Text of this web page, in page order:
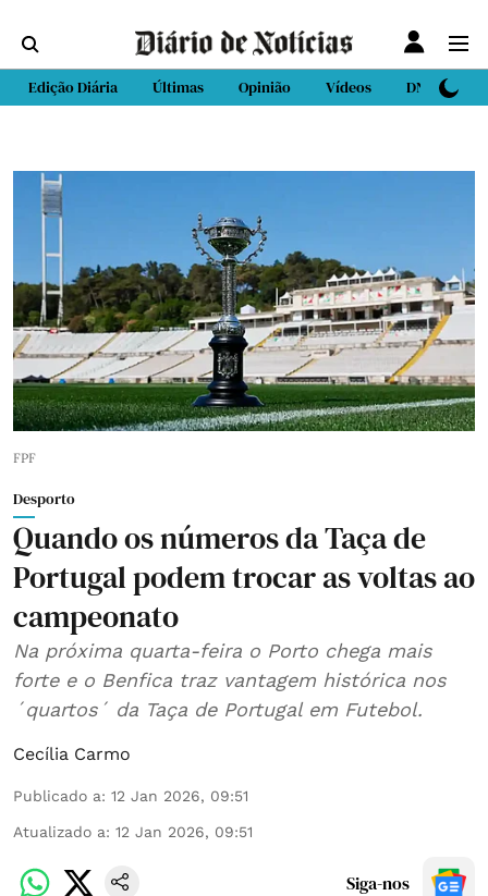
Edição Diária Últimas Opinião Vídeos DN Sport
FPF
Desporto
Quando os números da Taça de
Portugal podem trocar as voltas ao
campeonato
Na próxima quarta-feira o Porto chega mais
forte e o Benfica traz vantagem histórica nos
´quartos´ da Taça de Portugal em Futebol.
Cecília Carmo
Publicado a: 12 Jan 2026, 09:51
Atualizado a: 12 Jan 2026, 09:51
Siga-nos